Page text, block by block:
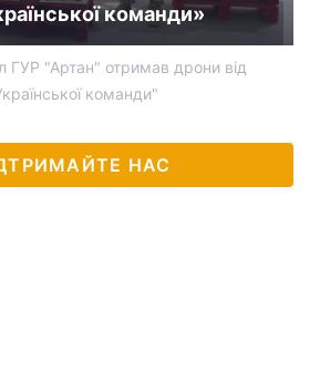
команди»
ГУР "Артан" отримав дрони від
команди"
НАС